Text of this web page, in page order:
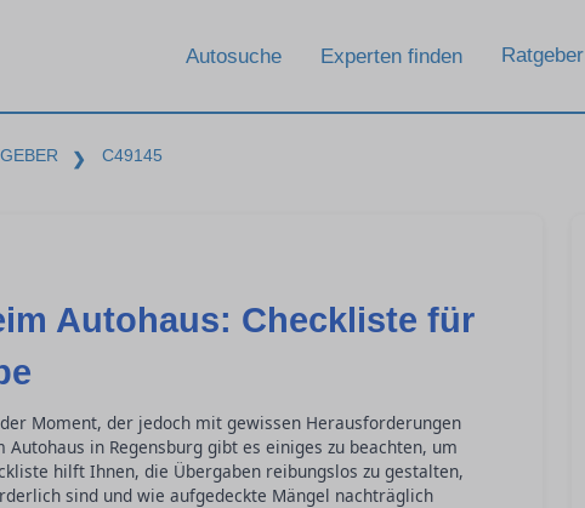
Autosuche Experten finden Ratgeber
❯ C49145
Autohaus: Checkliste für
Moment, der jedoch mit gewissen Herausforderungen
in Regensburg gibt es einiges zu beachten, um
hilft Ihnen, die Übergaben reibungslos zu gestalten,
sind und wie aufgedeckte Mängel nachträglich